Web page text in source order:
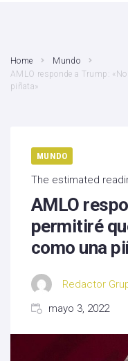
Home
Mundo
AMLO responde a Trump:
piñata»
MUNDO
The estimated
AMLO
permitiré
como una
Redactor
mayo 3, 2022